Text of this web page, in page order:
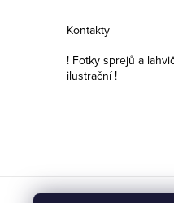
Kontakty
! Fotky sprejů a
ilustrační !